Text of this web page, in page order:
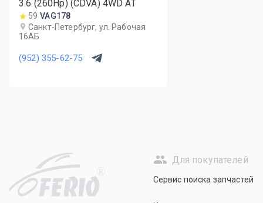
3.6 (260Hp) (CDVA) 4WD AT
59 VAG178
Санкт-Петербург, ул. Рабочая
16АБ
(952) 355-62-75
R
Для покупателей
Сервис поиска запчастей